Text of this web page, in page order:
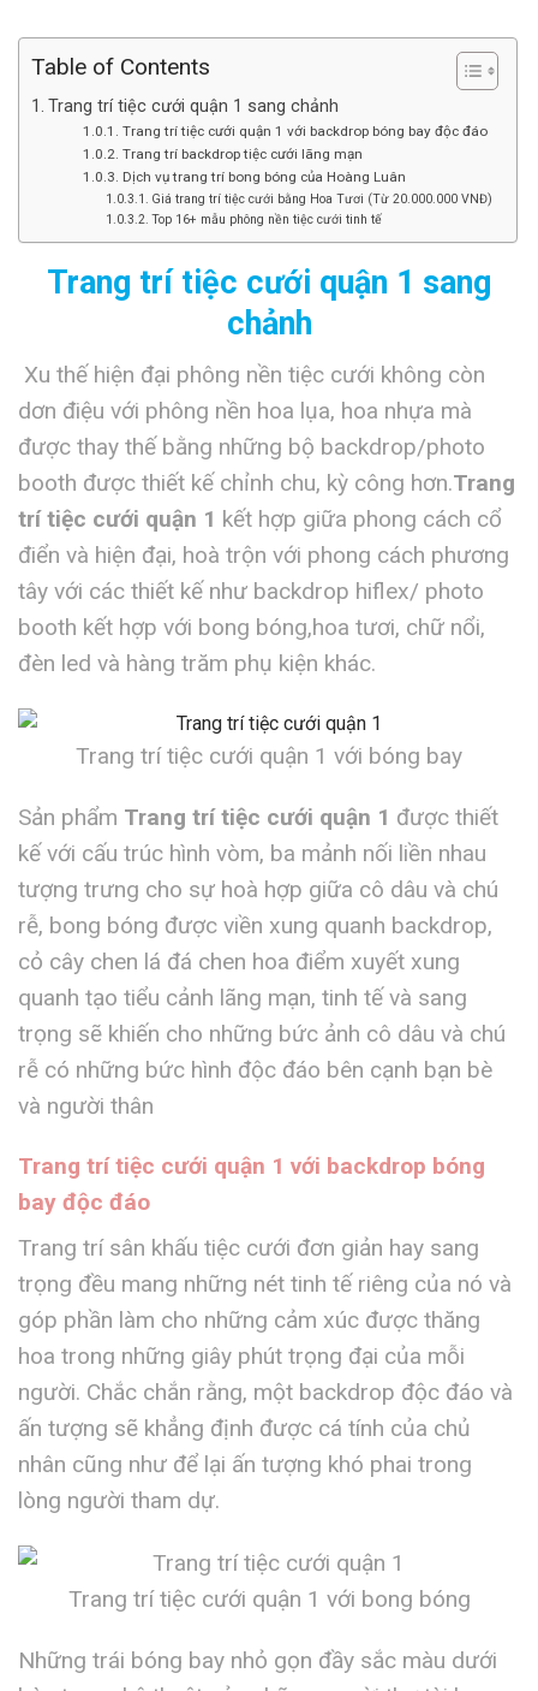
Table of Contents
Trang trí tiệc cưới quận 1 sang chảnh
Trang trí tiệc cưới quận 1 với backdrop bóng bay độc đáo
Trang trí backdrop tiệc cưới lãng mạn
Dịch vụ trang trí bong bóng của Hoàng Luân
Giá trang trí tiệc cưới bằng Hoa Tươi (Từ 20.000.000 VNĐ)
Top 16+ mẫu phông nền tiệc cưới tinh tế
Trang trí tiệc cưới quận 1 sang
chảnh
Xu thế hiện đại phông nền tiệc cưới không còn
dơn điệu với phông nền hoa lụa, hoa nhựa mà
được thay thế bằng những bộ backdrop/photo
booth được thiết kế chỉnh chu, kỳ công hơn.Trang
trí tiệc cưới quận 1 kết hợp giữa phong cách cổ
điển và hiện đại, hoà trộn với phong cách phương
tây với các thiết kế như backdrop hiflex/ photo
booth kết hợp với bong bóng,hoa tươi, chữ nổi,
đèn led và hàng trăm phụ kiện khác.
Trang trí tiệc cưới quận 1 với bóng bay
Sản phẩm Trang trí tiệc cưới quận 1 được thiết
kế với cấu trúc hình vòm, ba mảnh nối liền nhau
tượng trưng cho sự hoà hợp giữa cô dâu và chú
rễ, bong bóng được viền xung quanh backdrop,
cỏ cây chen lá đá chen hoa điểm xuyết xung
quanh tạo tiểu cảnh lãng mạn, tinh tế và sang
trọng sẽ khiến cho những bức ảnh cô dâu và chú
rễ có những bức hình độc đáo bên cạnh bạn bè
và người thân
Trang trí tiệc cưới quận 1 với backdrop bóng
bay độc đáo
Trang trí sân khấu tiệc cưới đơn giản hay sang
trọng đều mang những nét tinh tế riêng của nó và
góp phần làm cho những cảm xúc được thăng
hoa trong những giây phút trọng đại của mỗi
người. Chắc chắn rằng, một backdrop độc đáo và
ấn tượng sẽ khẳng định được cá tính của chủ
nhân cũng như để lại ấn tượng khó phai trong
lòng người tham dự.
Trang trí tiệc cưới quận 1 với bong bóng
Những trái bóng bay nhỏ gọn đầy sắc màu dưới